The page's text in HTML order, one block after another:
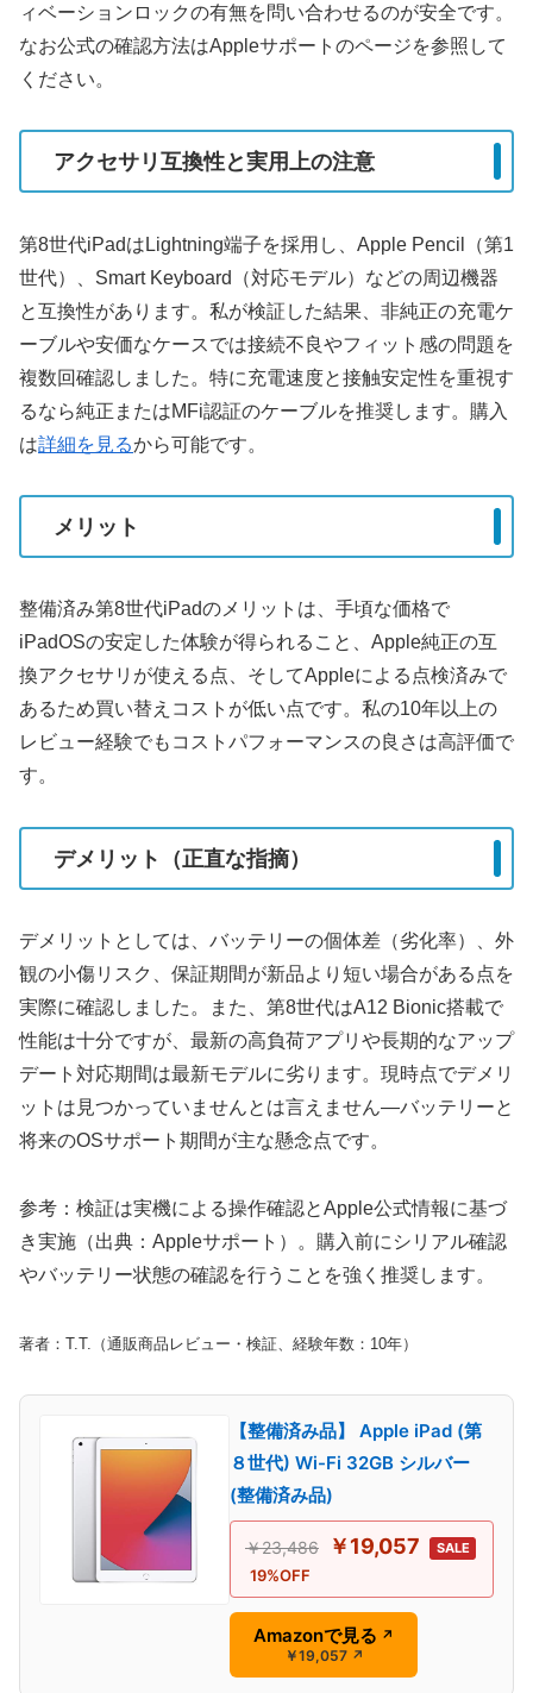
ィベーションロックの有無を問い合わせるのが安全です。
なお公式の確認方法はAppleサポートのページを参照して
ください。
アクセサリ互換性と実用上の注意
第8世代iPadはLightning端子を採用し、Apple Pencil（第1
世代）、Smart Keyboard（対応モデル）などの周辺機器
と互換性があります。私が検証した結果、非純正の充電ケ
ーブルや安価なケースでは接続不良やフィット感の問題を
複数回確認しました。特に充電速度と接触安定性を重視す
るなら純正またはMFi認証のケーブルを推奨します。購入
は詳細を見るから可能です。
メリット
整備済み第8世代iPadのメリットは、手頃な価格で
iPadOSの安定した体験が得られること、Apple純正の互
換アクセサリが使える点、そしてAppleによる点検済みで
あるため買い替えコストが低い点です。私の10年以上の
レビュー経験でもコストパフォーマンスの良さは高評価で
す。
デメリット（正直な指摘）
デメリットとしては、バッテリーの個体差（劣化率）、外
観の小傷リスク、保証期間が新品より短い場合がある点を
実際に確認しました。また、第8世代はA12 Bionic搭載で
性能は十分ですが、最新の高負荷アプリや長期的なアップ
デート対応期間は最新モデルに劣ります。現時点でデメリ
ットは見つかっていませんとは言えません—バッテリーと
将来のOSサポート期間が主な懸念点です。
参考：検証は実機による操作確認とApple公式情報に基づ
き実施（出典：Appleサポート）。購入前にシリアル確認
やバッテリー状態の確認を行うことを強く推奨します。
著者：T.T.（通販商品レビュー・検証、経験年数：10年）
【整備済み品】 Apple iPad (第
８世代) Wi-Fi 32GB シルバー
(整備済み品)
￥23,486 ￥19,057 SALE
19%OFF
Amazonで見る ↗
￥19,057 ↗